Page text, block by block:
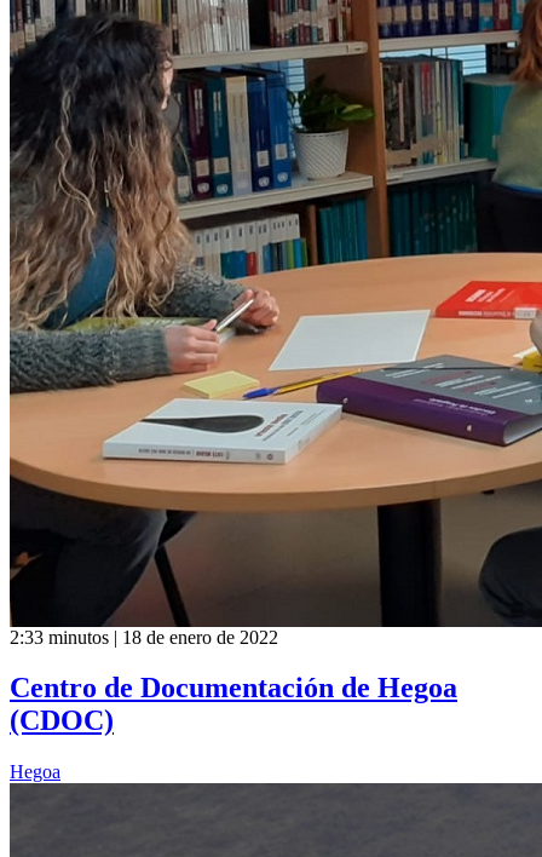
2:33 minutos | 18 de enero de 2022
Centro de Documentación de Hegoa
(CDOC)
Hegoa